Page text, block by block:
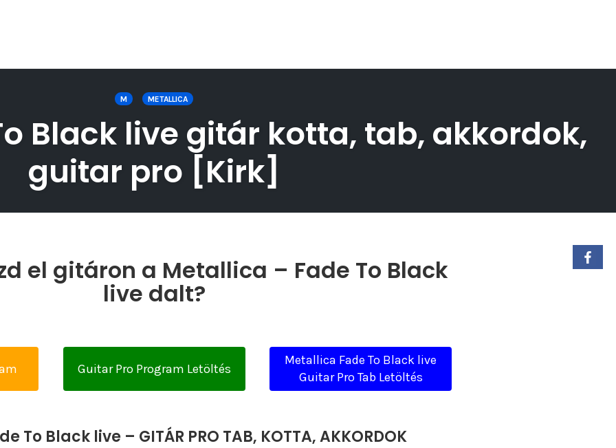
M METALLICA
Black live gitár kotta, tab, akkordok,
guitar pro [Kirk]
el gitáron a Metallica – Fade To Black
live dalt?
Guitar Pro Program Letöltés
Metallica Fade To Black live
Guitar Pro Tab Letöltés
To Black live – GITÁR PRO TAB, KOTTA, AKKORDOK